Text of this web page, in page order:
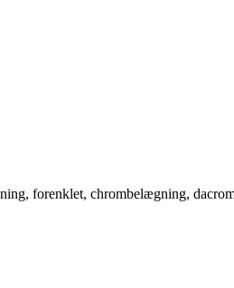
forenklet, chrombelægning,